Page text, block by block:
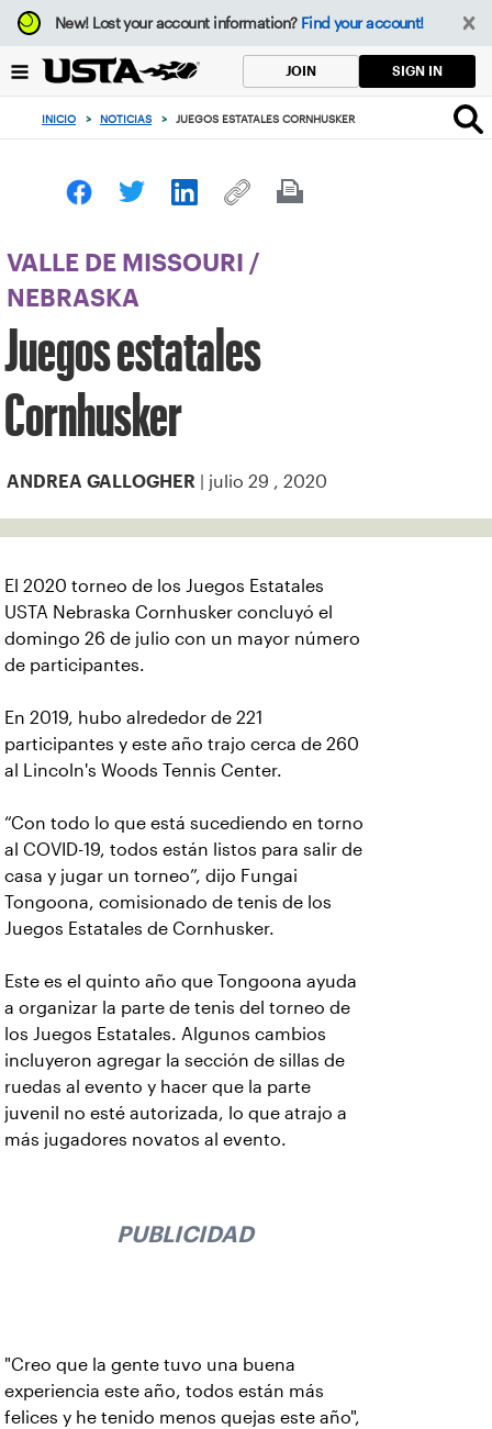
Enfoque
desde
botón
volver
principio
New!Lost your account information? Find your account!
JOIN SIGN IN
INICIO > NOTICIAS > JUEGOS ESTATALES CORNHUSKER
VALLE DE MISSOURI
/
NEBRASKA
Juegos estatales
Cornhusker
ANDREA GALLOGHER | julio 29 , 2020
El 2020 torneo de los Juegos Estatales
USTA Nebraska Cornhusker concluyó el
domingo 26 de julio con un mayor número
de participantes.
En 2019, hubo alrededor de 221
participantes y este año trajo cerca de 260
al Lincoln's Woods Tennis Center.
“Con todo lo que está sucediendo en torno
al COVID-19, todos están listos para salir de
casa y jugar un torneo”, dijo Fungai
Tongoona, comisionado de tenis de los
Juegos Estatales de Cornhusker.
Este es el quinto año que Tongoona ayuda
a organizar la parte de tenis del torneo de
los Juegos Estatales. Algunos cambios
incluyeron agregar la sección de sillas de
ruedas al evento y hacer que la parte
juvenil no esté autorizada, lo que atrajo a
más jugadores novatos al evento.
PUBLICIDAD
"Creo que la gente tuvo una buena
experiencia este año, todos están más
felices y he tenido menos quejas este año",